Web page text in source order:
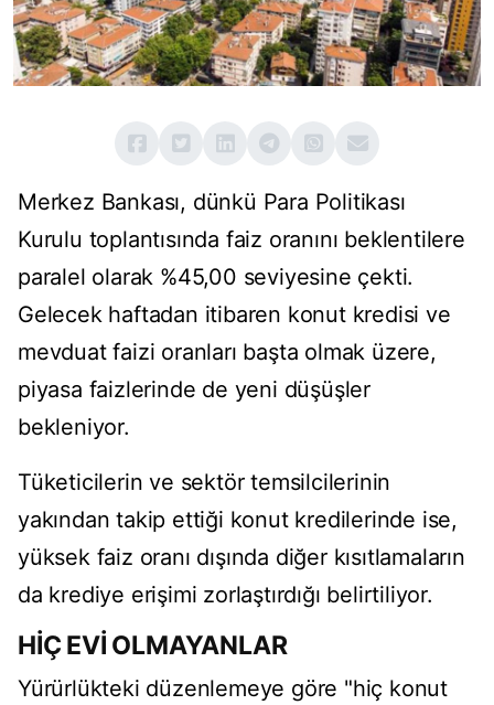
Merkez Bankası, dünkü Para Politikası
Kurulu toplantısında faiz oranını beklentilere
paralel olarak %45,00 seviyesine çekti.
Gelecek haftadan itibaren konut kredisi ve
mevduat faizi oranları başta olmak üzere,
piyasa faizlerinde de yeni düşüşler
bekleniyor.
Tüketicilerin ve sektör temsilcilerinin
yakından takip ettiği konut kredilerinde ise,
yüksek faiz oranı dışında diğer kısıtlamaların
da krediye erişimi zorlaştırdığı belirtiliyor.
HİÇ EVİ OLMAYANLAR
Yürürlükteki düzenlemeye göre "hiç konut